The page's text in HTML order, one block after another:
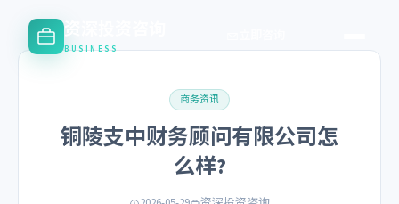
资深投资咨询
BUSINESS
商务资讯
铜陵支中财务顾问有限公司怎
么样?